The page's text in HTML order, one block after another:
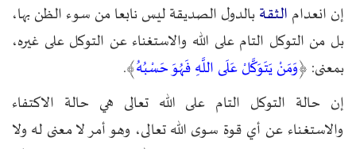
إن انعدام الثقةبالدول الصديقة ليس نابعا من سوء الظن بها،
بل من التوكل التام على الله والاستغناء عن التوكل على غيره،
بمعنى: ﴿وَمَنْ يَتَوَكَّلْ عَلَى اللَّهِ فَهُوَ حَسْبُهُ﴾.
إن حالة التوكل التام على الله تعالى هي حالة الاكتفاء
والاستغناء عن أي قوة سوى الله تعالى، وهو أمر لا معنى له ولا